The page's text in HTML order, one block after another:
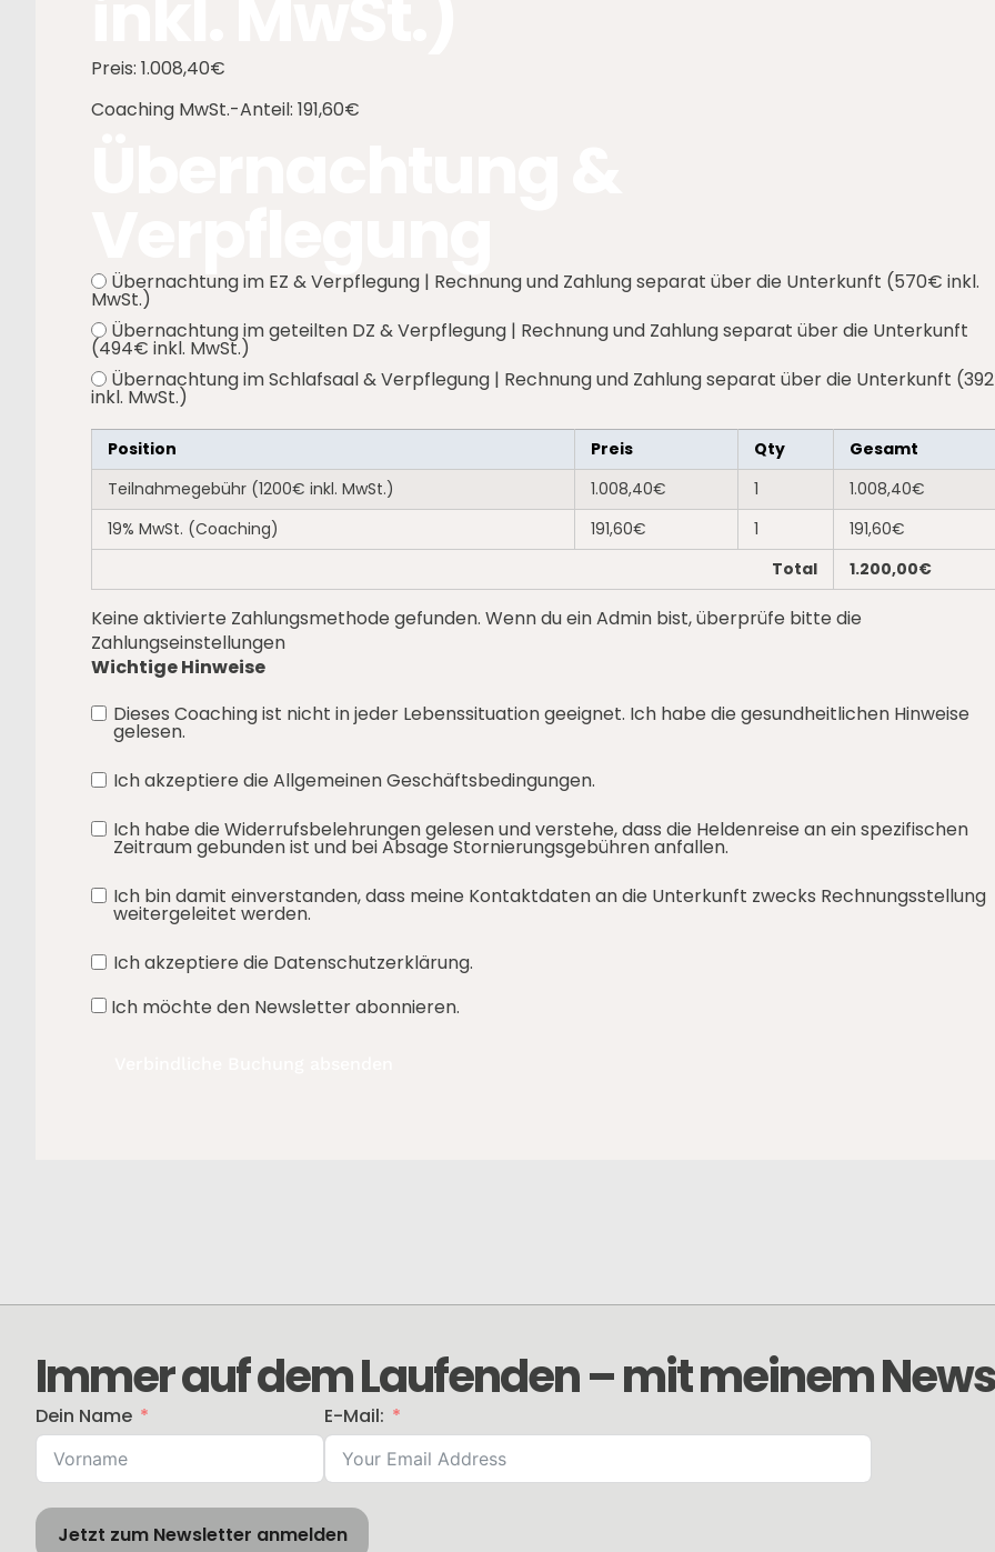
Preis: 1.008,40€
Coaching MwSt.-Anteil: 191,60€
Übernachtung im EZ & Verpflegung | Rechnung und Zahlung separat über die Unterkunft (570€ inkl.
MwSt.)
Übernachtung im geteilten DZ & Verpflegung | Rechnung und Zahlung separat über die Unterkunft
(494€ inkl. MwSt.)
Übernachtung im Schlafsaal & Verpflegung | Rechnung und Zahlung separat über die Unterkunft
inkl. MwSt.)
Position Preis Qty
Gesamt
Teilnahmegebühr (1200€ inkl. MwSt.)
1.008,40€ 1
1.008,40€
19% MwSt. (Coaching)
191,60€ 1
191,60€
Total
1.200,00€
Keine aktivierte Zahlungsmethode gefunden. Wenn du ein Admin bist, überprüfe bitte die
Zahlungseinstellungen
Wichtige Hinweise
Dieses Coaching ist nicht in jeder Lebenssituation geeignet. Ich habe die gesundheitlichen Hinweise
gelesen.
Ich akzeptiere die Allgemeinen Geschäftsbedingungen.
Ich habe die Widerrufsbelehrungengelesen und verstehe, dass die Heldenreise an ein spezifischen
Zeitraum gebunden ist und bei Absage Stornierungsgebühren anfallen.
Ich bin damit einverstanden, dass meine Kontaktdaten an die Unterkunft zwecks Rechnungsstellung
weitergeleitet werden.
Ich akzeptiere die Datenschutzerklärung.
Ich möchte den Newsletter abonnieren.
Immer auf dem Laufenden – mit meinem
Dein Name E-Mail:
Jetzt zum Newsletter anmelden